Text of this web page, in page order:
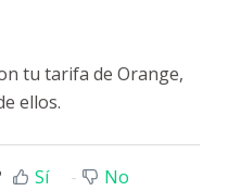
tu tarifa de Orange,
ellos.
Sí No